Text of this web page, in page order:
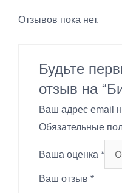
Отзывов пока нет.
Будьте
отзыв на
Ваш адрес email
Обязательные
Ваша оценка *
Ваш отзыв *